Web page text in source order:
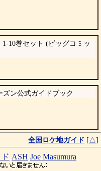
10巻セット (ビッグコミッ
ン公式ガイドブック
全国ロケ地ガイド [ △]
ASH Joe Masumura